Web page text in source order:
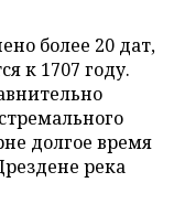
более 20 дат,
к 1707 году.
долгое время
река